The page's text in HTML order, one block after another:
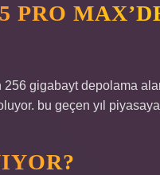
PRO
gigabayt depolama
bu geçen yıl